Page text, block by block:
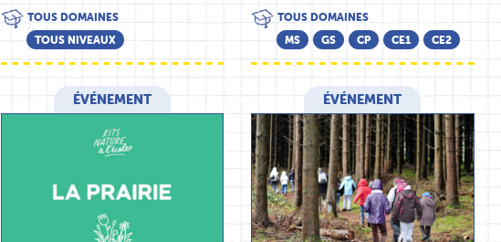
TOUS DOMAINES
TOUS NIVEAUX
TOUS DOMAINES
MS
GS CP CE1 CE2
ÉVÉNEMENT ÉVÉNEMENT